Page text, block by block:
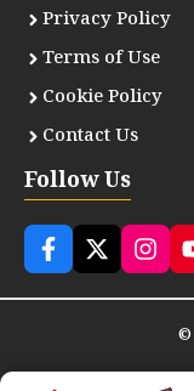
Privacy Policy
Terms of Use
Cookie Policy
Contact Us
Follow Us
©